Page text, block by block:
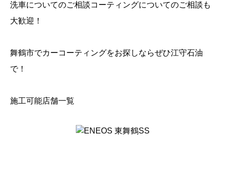
洗車についてのご相談コーティングについてのご相談も
大歓迎！
舞鶴市でカーコーティングをお探しならぜひ江守石油
で！
施工可能店舗一覧